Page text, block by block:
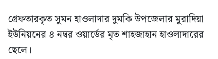
গ্রেফতারকৃত সুমন হাওলাদার দুমকি উপজেলার মুরাদিয়া
ইউনিয়নের ৪ নম্বর ওয়ার্ডের মৃত শাহজাহান হাওলাদারের
ছেলে।